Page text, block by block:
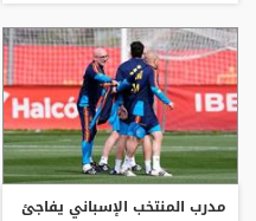
مدرب المنتخب الإسباني يفاجئ